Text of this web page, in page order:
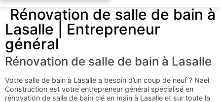
Rénovation de salle de bain à
Lasalle | Entrepreneur
général
Rénovation de salle de bain à Lasalle
Votre salle de bain à Lasalle a besoin d’un coup de neuf ? Nael
Construction est votre entrepreneur général spécialisé en
rénovation de salle de bain clé en main à Lasalle et sur toute la